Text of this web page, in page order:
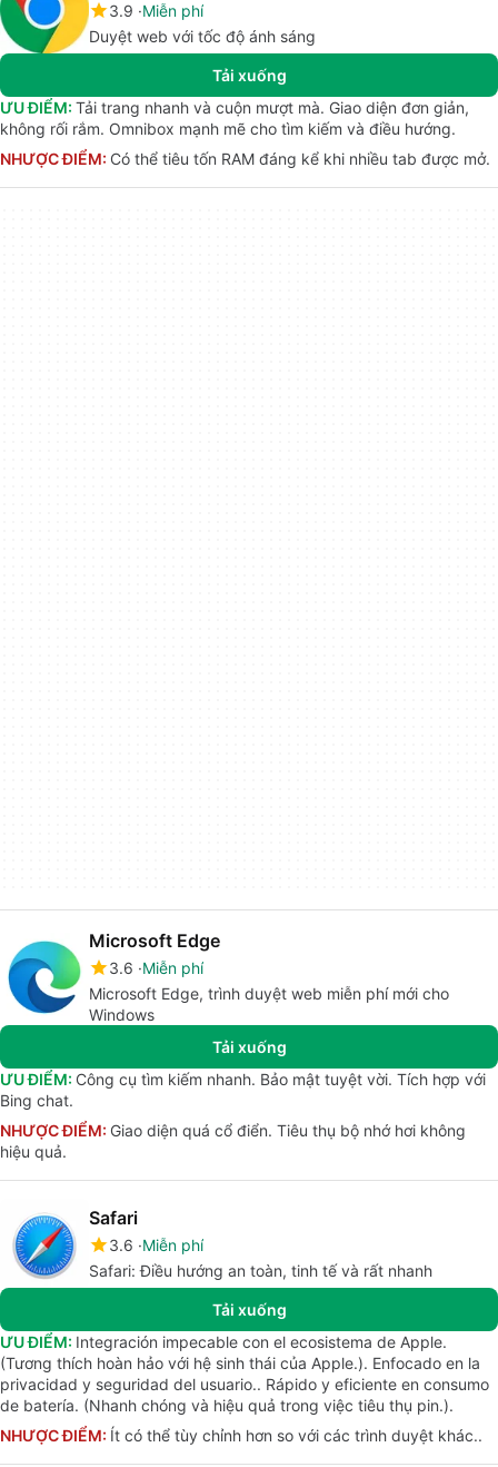
3.9 Miễn phí
Duyệt web với tốc độ ánh sáng
Tải xuống
ƯU ĐIỂM: Tải trang nhanh và cuộn mượt mà. Giao diện đơn giản,
không rối rắm. Omnibox mạnh mẽ cho tìm kiếm và điều hướng.
NHƯỢC ĐIỂM: Có thể tiêu tốn RAM đáng kể khi nhiều tab được mở.
Microsoft Edge
3.6 Miễn phí
Microsoft Edge, trình duyệt web miễn phí mới cho
Windows
Tải xuống
ƯU ĐIỂM: Công cụ tìm kiếm nhanh. Bảo mật tuyệt vời. Tích hợp với
Bing chat.
NHƯỢC ĐIỂM: Giao diện quá cổ điển. Tiêu thụ bộ nhớ hơi không
hiệu quả.
Safari
3.6 Miễn phí
Safari: Điều hướng an toàn, tinh tế và rất nhanh
Tải xuống
ƯU ĐIỂM: Integración impecable con el ecosistema de Apple.
(Tương thích hoàn hảo với hệ sinh thái của Apple.). Enfocado en la
privacidad y seguridad del usuario.. Rápido y eficiente en consumo
de batería. (Nhanh chóng và hiệu quả trong việc tiêu thụ pin.).
NHƯỢC ĐIỂM: Ít có thể tùy chỉnh hơn so với các trình duyệt khác..